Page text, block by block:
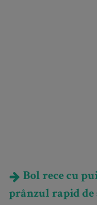
Bol rece cu
prânzul rapid de